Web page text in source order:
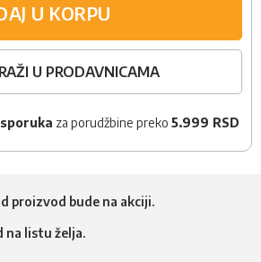
U KORPU
U PRODAVNICAMA
za porudžbine preko 5.999 RSD
proizvod bude na akciji.
na listu želja.